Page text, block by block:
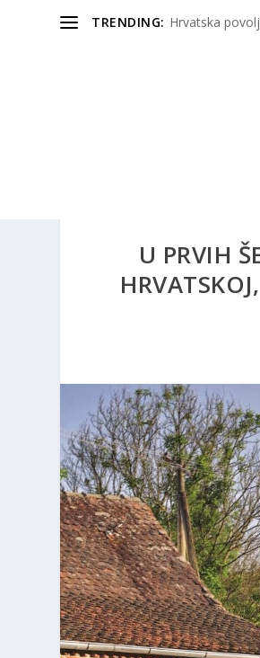
TRENDING: Hrvatska
U PRVIH